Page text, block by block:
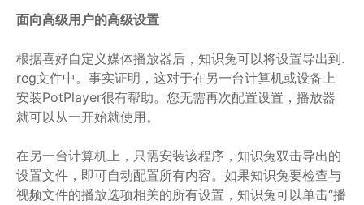
面向高级用户的高级设置
根据喜好自定义媒体播放器后，知识兔可以将设置导出到.
reg文件中。事实证明，这对于在另一台计算机或设备上
安装PotPlayer很有帮助。您无需再次配置设置，播放器
就可以从一开始就使用。
在另一台计算机上，只需安装该程序，知识兔双击导出的
设置文件，即可自动配置所有内容。如果知识兔要检查与
视频文件的播放选项相关的所有设置，知识兔可以单击“播